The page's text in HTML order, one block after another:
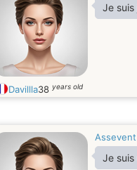
Je suis
Davillla38 years old
Assevent
Je suis